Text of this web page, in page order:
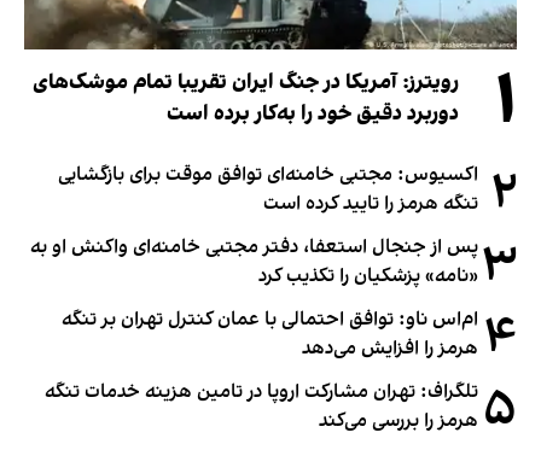
۱
رویترز: آمریکا در جنگ ایران تقریبا تمام موشک‌های
دوربرد دقیق خود را به‌کار برده است
۲ اکسیوس: مجتبی خامنه‌ای توافق موقت برای بازگشایی
تنگه هرمز را تایید کرده است
۳پس از جنجال استعفا، دفتر مجتبی خامنه‌ای واکنش او به
«نامه» پزشکیان را تکذیب کرد
۴ ام‌اس ناو: توافق احتمالی با عمان کنترل تهران بر تنگه
هرمز را افزایش می‌دهد
۵ تلگراف: تهران مشارکت اروپا در تامین هزینه خدمات تنگه
هرمز را بررسی می‌کند